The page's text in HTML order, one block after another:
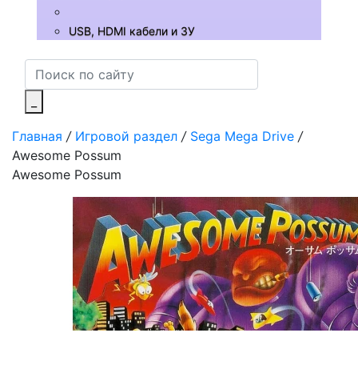
USB, HDMI кабели и ЗУ
Главная / Игровой раздел / Sega Mega Drive /
Awesome Possum
Awesome Possum